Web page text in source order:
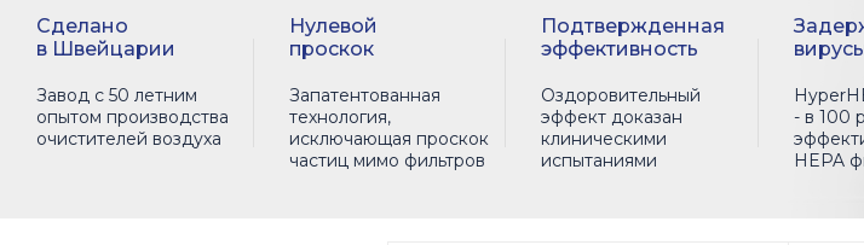
Сделано
в Швейцарии
Завод с 50 летним
опытом производства
очистителей воздуха
Нулевой
проскок
Запатентованная
технология,
исключающая проскок
частиц мимо фильтров
Подтвержденная
эффективность
Оздоровительный
эффект доказан
клиническими
испытаниями
- в 100
HEPA